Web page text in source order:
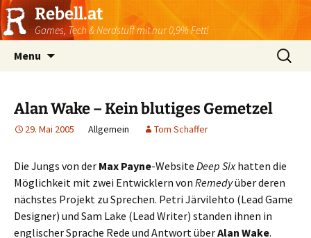
Rebell.at
Games, Tech & Nerdstuff mit nur 0,9% Fett!
Menu
Suchen
nach:
Alan Wake – Kein blutiges Gemetzel
29. Mai 2005 Allgemein Tom Schaffer
Die Jungs von der Max Payne-Website Deep Sixhatten die
Möglichkeit mit zwei Entwicklern von Remedyüber deren
nächstes Projekt zu Sprechen. Petri Järvilehto (Lead Game
Designer) und Sam Lake (Lead Writer) standen ihnen in
englischer Sprache Rede und Antwort überAlan Wake.